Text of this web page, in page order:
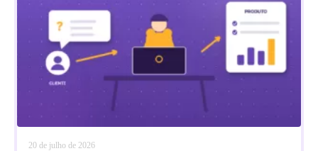
20 de julho de 2026